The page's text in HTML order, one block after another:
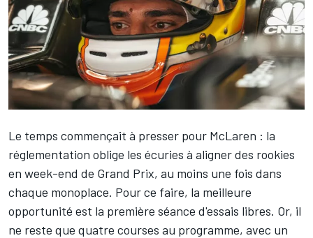
Le temps commençait à presser pour McLaren : la
réglementation oblige les écuries à aligner des rookies
en week-end de Grand Prix, au moins une fois dans
chaque monoplace. Pour ce faire, la meilleure
opportunité est la première séance d'essais libres. Or, il
ne reste que quatre courses au programme, avec un